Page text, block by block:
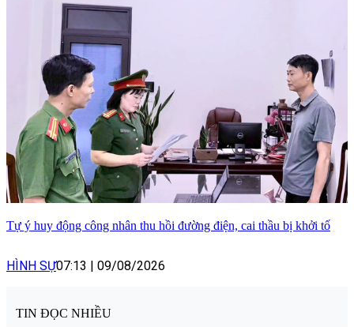
Tự ý huy động công nhân thu hồi đường điện, cai thầu bị khởi tố
HÌNH SỰ07:13 | 09/08/2026
TIN ĐỌC NHIỀU